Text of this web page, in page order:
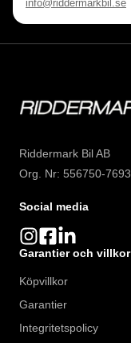
info@riddermarkbil.se
Riddermark Bil AB
Org. Nr: 556750-7693
Social media
Garantier och villkor
Köpvillkor
Garantier
Integritetspolicy